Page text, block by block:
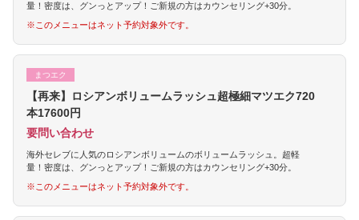
量！密度は、グンっとアップ！ご新規の方はカウンセリング+30分。
※このメニューはネット予約対象外です。
まつエク
【再来】ロシアンボリュームラッシュ超極細マツエク720
本17600円
要問い合わせ
海外セレブに人気のロシアンボリュームのボリュームラッシュ。超軽
量！密度は、グンっとアップ！ご新規の方はカウンセリング+30分。
※このメニューはネット予約対象外です。